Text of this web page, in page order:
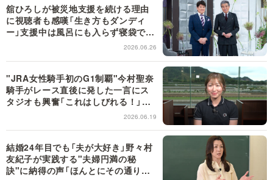
舘ひろしが被災地支援を続ける理由
に視聴者も感嘆「生き方もダンディ
ー」支援中は風呂にも入らず寝袋で寝
2026.06.26
"JRA女性騎手初のG1制覇"今村聖奈
騎手がレース直後に発した一言にス
タジオも興奮「これはしびれる！」＜
2026.06.19
結婚24年目でも「夫が大好き」野々村
友紀子が実践する"夫婦円満の秘
訣"に納得の声「ほんとにその通り！」